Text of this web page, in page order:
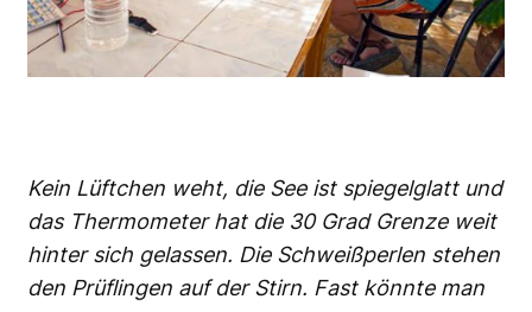
Kein Lüftchen weht, die See ist spiegelglatt und
das Thermometer hat die 30 Grad Grenze weit
hinter sich gelassen. Die Schweißperlen stehen
den Prüflingen auf der Stirn. Fast könnte man